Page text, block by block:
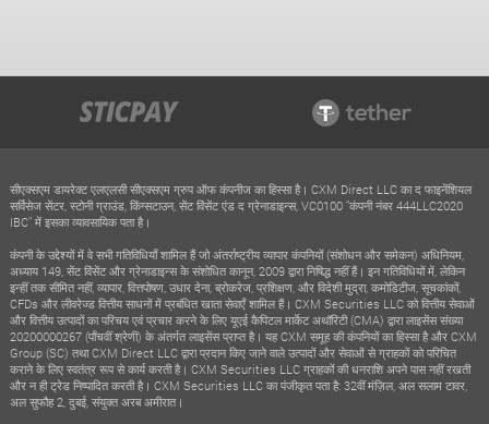
सीएक्सएम डायरेक्ट एलएलसी सीएक्सएम ग्रुप ऑफ कंपनीज का हिस्सा है। CXM Direct LLC का द फाइनेंशियल
सर्विसेज सेंटर, स्टोनी ग्राउंड, किंग्सटाउन, सेंट विंसेंट एंड द ग्रेनाडाइन्स, VC0100 "कंपनी नंबर 444LLC2020
IBC" में इसका व्यावसायिक पता है।
कंपनी के उद्देश्यों में वे सभी गतिविधियाँ शामिल हैं जो अंतर्राष्ट्रीय व्यापार कंपनियों (संशोधन और समेकन) अधिनियम,
अध्याय 149, सेंट विंसेंट और ग्रेनाडाइन्स के संशोधित कानून, 2009 द्वारा निषिद्ध नहीं हैं। इन गतिविधियों में, लेकिन
इन्हीं तक सीमित नहीं, व्यापार, वित्तपोषण, उधार देना, ब्रोकरेज, प्रशिक्षण, और विदेशी मुद्रा, कमोडिटीज, सूचकांकों,
CFDs और लीवरेज्ड वित्तीय साधनों में प्रबंधित खाता सेवाएँ शामिल हैं। CXM Securities LLC को वित्तीय सेवाओं
और वित्तीय उत्पादों का परिचय एवं प्रचार करने के लिए यूएई कैपिटल मार्केट अथॉरिटी (CMA) द्वारा लाइसेंस संख्या
20200000267 (पाँचवीं श्रेणी) के अंतर्गत लाइसेंस प्राप्त है। यह CXM समूह की कंपनियों का हिस्सा है और CXM
Group (SC) तथा CXM Direct LLC द्वारा प्रदान किए जाने वाले उत्पादों और सेवाओं से ग्राहकों को परिचित
कराने के लिए स्वतंत्र रूप से कार्य करती है। CXM Securities LLC ग्राहकों की धनराशि अपने पास नहीं रखती
और न ही ट्रेड निष्पादित करती है। CXM Securities LLC का पंजीकृत पता है: 32वीं मंज़िल, अल सलाम टावर,
अल सुफौह 2, दुबई, संयुक्त अरब अमीरात।